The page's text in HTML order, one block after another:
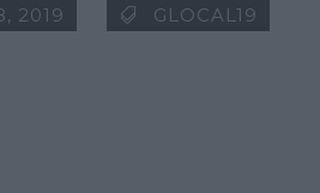
2019 GLOCAL19